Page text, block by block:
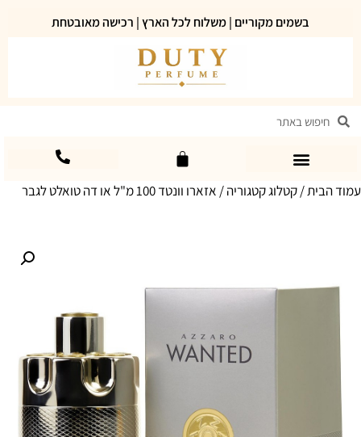
בשמים מקוריים | משלוח לכל הארץ | רכישה מאובטחת
עמוד הבית/קטלוג קטגוריה/ אזארו וונטד 100 מ"ל או דה טואלט לגבר